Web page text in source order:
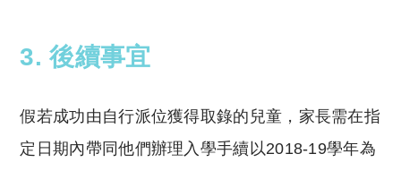
3. 後續事宜
假若成功由自行派位獲得取錄的兒童，家長需在指
定日期內帶同他們辦理入學手續以2018-19學年為